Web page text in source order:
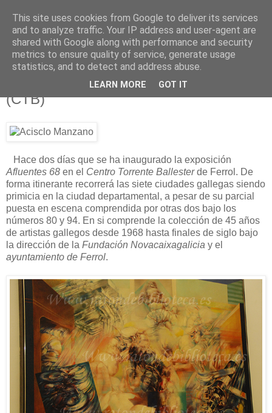
Está de pinga
10/11/12
Afluentes 68 e Ilustrísimos, Ilustrados
(CTB)
Hace dos días que se ha inaugurado la exposición
Afluentes 68 en el Centro Torrente Ballesterde Ferrol. De
forma itinerante recorrerá las siete ciudades gallegas siendo
primicia en la ciudad departamental, a pesar de su parcial
puesta en escena comprendida por otras dos bajo los
números 80 y 94. En si comprende la colección de 45 años
de artistas gallegos desde 1968 hasta finales de siglo bajo
la dirección de la Fundación Novacaixagalicia y el
ayuntamiento de Ferrol.
This site uses cookies from Google to deliver its services
and to analyze traffic. Your IP address and user-agent are
shared with Google along with performance and security
metrics to ensure quality of service, generate usage
statistics, and to detect and address abuse.
LEARN MORE GOT IT